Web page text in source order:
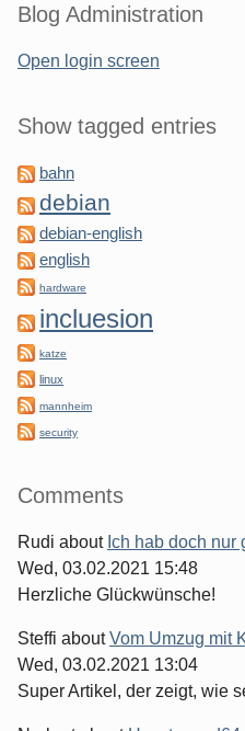
Blog Administration
Open login screen
Show tagged entries
bahn
debian
debian-english
english
hardware
incluesion
katze
linux
mannheim
security
Comments
Rudi about Ich hab doch nur
Wed, 03.02.2021 15:48
Herzliche Glückwünsche!
Steffi aboutVom Umzug mit
Wed, 03.02.2021 13:04
Super Artikel, der zeigt, wie